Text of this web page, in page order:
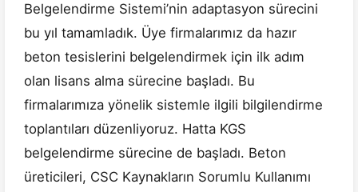
Belgelendirme Sistemi’nin adaptasyon sürecini
bu yıl tamamladık. Üye firmalarımız da hazır
beton tesislerini belgelendirmek için ilk adım
olan lisans alma sürecine başladı. Bu
firmalarımıza yönelik sistemle ilgili bilgilendirme
toplantıları düzenliyoruz. Hatta KGS
belgelendirme sürecine de başladı. Beton
üreticileri, CSC Kaynakların Sorumlu Kullanımı